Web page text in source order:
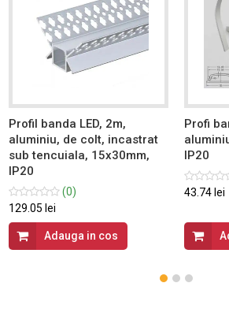
Profil banda LED, 2m,
aluminiu, de colt, incastrat
sub tencuiala, 15x30mm,
IP20
(0)
129.05 lei
Adauga in cos
Profi
IP20
43.74 lei